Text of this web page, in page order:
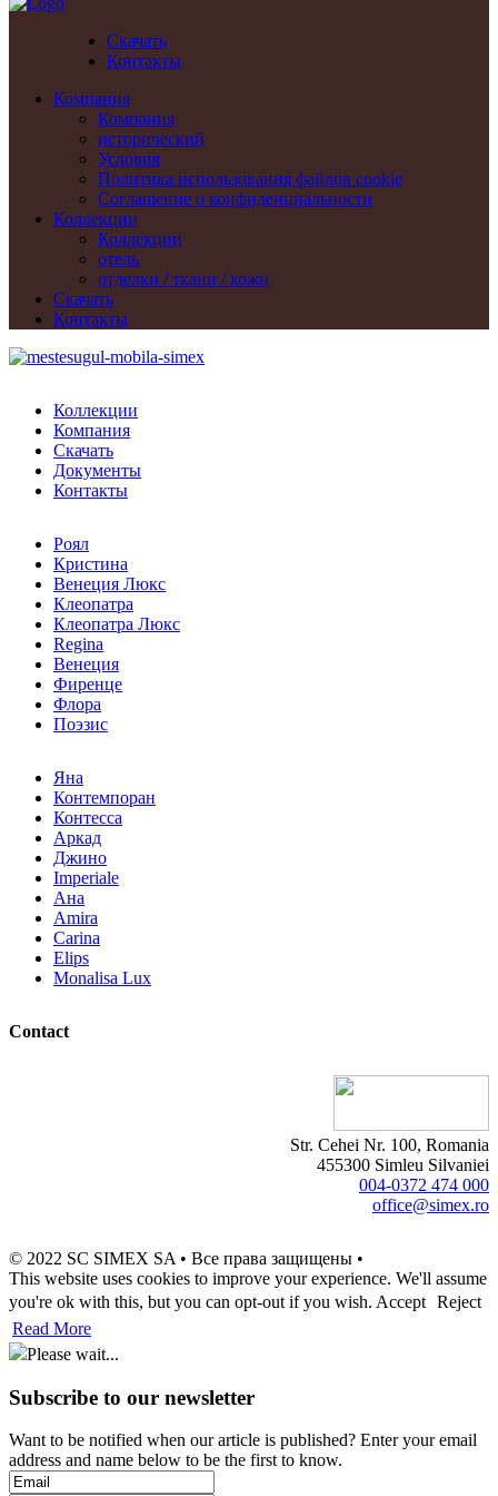
Скачать
Контакты
Компания
Компания
исторический
Условия
Политика использования файлов cookie
Cоглашение о конфиденциальности
Коллекции
Коллекции
отель
отделки / ткани / кожи
Скачать
Контакты
Коллекции
Компания
Скачать
Документы
Контакты
Роял
Кристина
Венеция Люкс
Клеопатра
Клеопатра Люкс
Regina
Венеция
Фиренце
Флора
Поэзис
Яна
Контемпоран
Контесса
Аркад
Джино
Imperiale
Ана
Amira
Carina
Elips
Monalisa Lux
Contact
Str. Cehei Nr. 100, Romania
455300 Simleu Silvaniei
004-0372 474 000
office@simex.ro
© 2022 SC SIMEX SA • Все права защищены •
This website uses cookies to improve your experience. We'll assume
you're ok with this, but you can opt-out if you wish. Accept Reject
Read More
Please wait...
Subscribe to our newsletter
Want to be notified when our article is published? Enter your email
address and name below to be the first to know.